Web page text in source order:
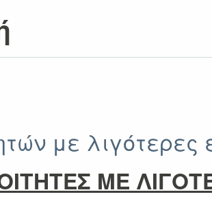
με λιγότερες
ΜΕ